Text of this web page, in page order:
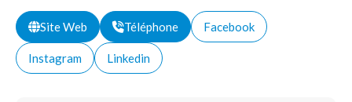
Site Web Téléphone Facebook
Instagram Linkedin